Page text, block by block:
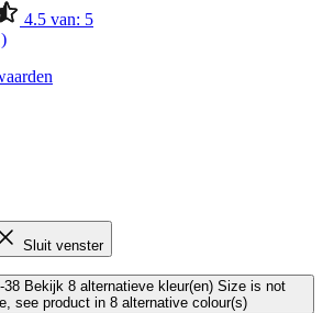
4.5 van: 5
)
Sluit venster
38 Bekijk 8 alternatieve kleur(en) Size is not
see product in 8 alternative colour(s)